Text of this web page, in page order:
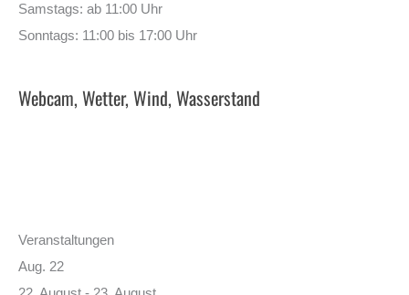
Samstags: ab 11:00 Uhr
Sonntags: 11:00 bis 17:00 Uhr
Webcam, Wetter, Wind, Wasserstand
Veranstaltungen
Aug. 22